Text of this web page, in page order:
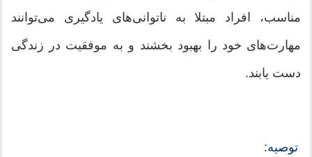
مناسب، افراد مبتلا به ناتوانی‌های یادگیری می‌توانند
مهارت‌های خود را بهبود بخشند و به موفقیت در زندگی
دست یابند.
توصیه: